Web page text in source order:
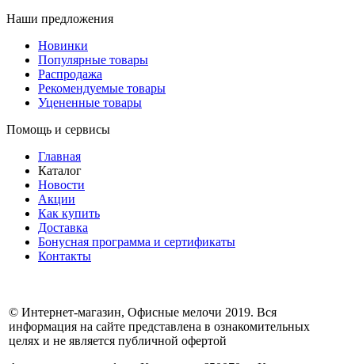
Наши предложения
Новинки
Популярные товары
Распродажа
Рекомендуемые товары
Уцененные товары
Помощь и сервисы
Главная
Каталог
Новости
Акции
Как купить
Доставка
Бонусная программа и сертификаты
Контакты
© Интернет-магазин, Офисные мелочи 2019. Вся
информация на сайте представлена в ознакомительных
целях и не является публичной офертой